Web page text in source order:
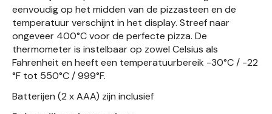
eenvoudig op het midden van de pizzasteen en de
temperatuur verschijnt in het display. Streef naar
ongeveer 400°C voor de perfecte pizza. De
thermometer is instelbaar op zowel Celsius als
Fahrenheit en heeft een temperatuurbereik -30°C / -22
°F tot 550°C / 999°F.
Batterijen (2 x AAA) zijn inclusief